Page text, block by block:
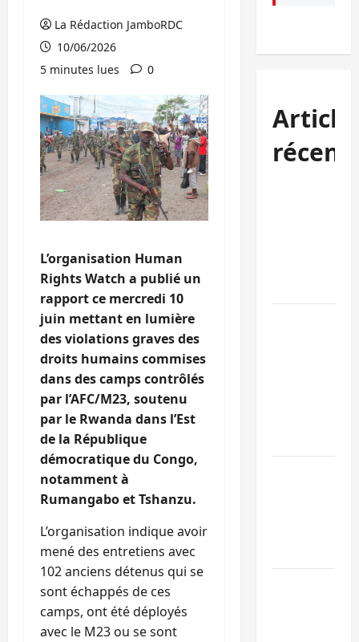
La Rédaction JamboRDC
10/06/2026
5 minutes lues
0
L’organisation Human
Rights Watch a publié un
rapport ce mercredi 10
juin mettant en lumière
des violations graves des
droits humains commises
dans des camps contrôlés
par l’AFC/M23, soutenu
par le Rwanda dans l’Est
de la République
démocratique du Congo,
notamment à
Rumangabo et Tshanzu.
L’organisation indique avoir
mené des entretiens avec
102 anciens détenus qui se
sont échappés de ces
camps, ont été déployés
avec le M23 ou se sont